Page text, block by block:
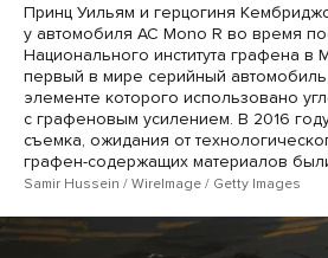
Принц Уильям и герцогиня
у автомобиля AC Mono R во время
Национального института графена в
первый в мире серийный
элементе которого использовано
с графеновым усилением. В 2016
съемка, ожидания от
графен-содержащих материалов
Samir Hussein / WireImage / Getty Images